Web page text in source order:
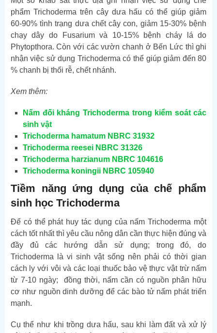
phẩm Trichoderma trên cây dưa hấu có thể giúp giảm
60-90% tình trạng dưa chết cây con, giảm 15-30% bệnh
chạy dây do Fusarium và 10-15% bệnh cháy lá do
Phytopthora. Còn với các vườn chanh ở Bến Lức thì ghi
nhận việc sử dụng Trichoderma có thể giúp giảm đến 80
% chanh bị thối rễ, chết nhánh.
Xem thêm:
Nấm đối kháng Trichoderma trong kiểm soát các
sinh vật
Trichoderma hamatum NBRC 31932
Trichoderma reesei NBRC 31326
Trichoderma harzianum NBRC 104616
Trichoderma koningii NBRC 105940
Tiềm năng ứng dụng của chế phẩm
sinh học Trichoderma
Để có thể phát huy tác dụng của nấm Trichoderma một
cách tốt nhất thì yêu cầu nông dân cần thực hiện đúng và
đầy đủ các hướng dẫn sử dụng; trong đó, do
Trichoderma là vi sinh vật sống nên phải có thời gian
cách ly với vôi và các loại thuốc bảo vệ thực vật trừ nấm
từ 7-10 ngày; đồng thời, nấm cần có nguồn phân hữu
cơ như nguồn dinh dưỡng để các bào tử nấm phát triển
mạnh.
Cụ thể như khi trồng dưa hấu, sau khi làm đất và xử lý